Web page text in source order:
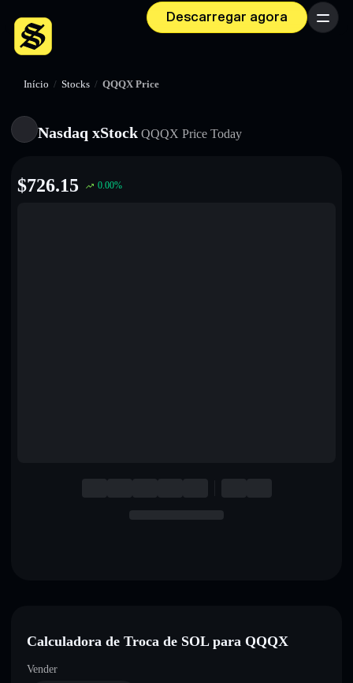
Descarregar agora Menu
Início / Stocks / QQQX Price
Nasdaq xStock QQQX Price Today
$726.15 0.00%
Calculadora de Troca de SOL para QQQX
Vender